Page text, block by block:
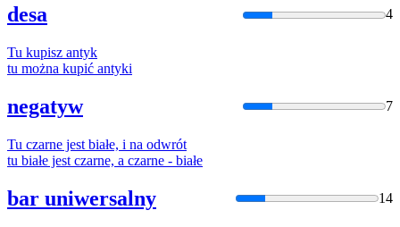
desa 4
Tu kupisz antyk
tu można kupić antyki
negatyw 7
Tu czarne jest białe, i na odwrót
tu białe jest czarne, a czarne - białe
bar uniwersalny 14